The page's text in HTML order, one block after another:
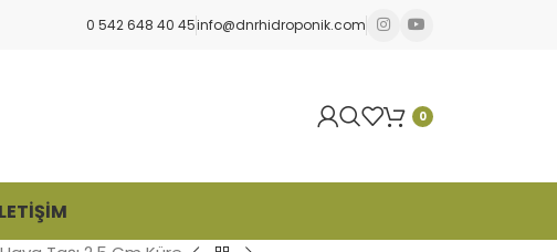
0 542 648 40 45info@dnrhidroponik.com
0